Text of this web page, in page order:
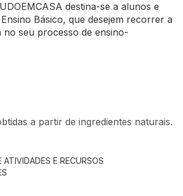
destina-se a alunos e
Básico, que desejem recorrer a
no seu processo de ensino-
a partir de ingredientes naturais.
ATIVIDADES E RECURSOS